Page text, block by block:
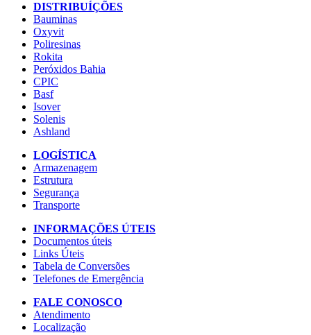
DISTRIBUÍÇÕES
Bauminas
Oxyvit
Poliresinas
Rokita
Peróxidos Bahia
CPIC
Basf
Isover
Solenis
Ashland
LOGÍSTICA
Armazenagem
Estrutura
Segurança
Transporte
INFORMAÇÕES ÚTEIS
Documentos úteis
Links Úteis
Tabela de Conversões
Telefones de Emergência
FALE CONOSCO
Atendimento
Localização